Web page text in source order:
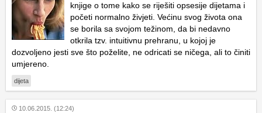
knjige o tome kako se riješiti opsesije dijetama i
početi normalno živjeti. Većinu svog života ona
se borila sa svojom težinom, da bi nedavno
otkrila tzv. intuitivnu prehranu, u kojoj je
dozvoljeno jesti sve što poželite, ne odricati se ničega, ali to činiti
umjereno.
dijeta
10.06.2015. (12:24)